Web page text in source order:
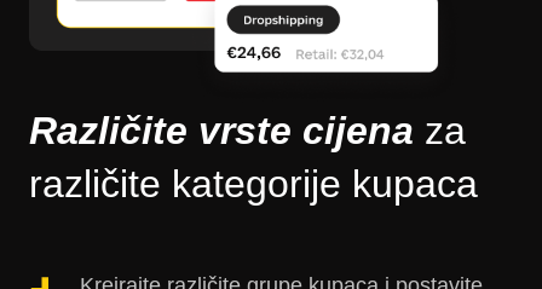
Različite vrste cijena za
različite kategorije kupaca